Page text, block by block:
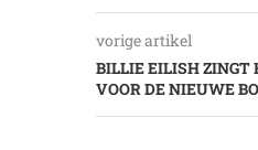
vorige artikel
BILLIE EILISH ZINGT
VOOR DE NIEUWE